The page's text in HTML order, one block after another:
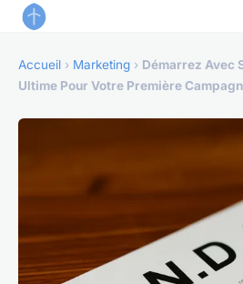
Accueil › Marketing › Démarrez Avec
Ultime Pour Votre Première